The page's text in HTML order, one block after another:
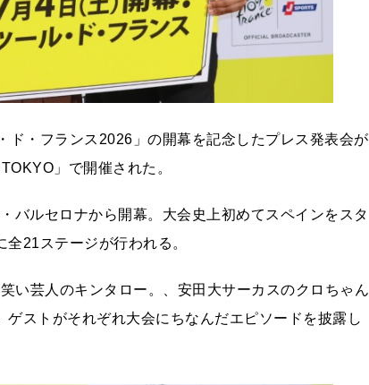
・フランス2026」の開幕を記念したプレス発表会が
」で開催された。
バルセロナから開幕。大会史上初めてスペインをスタ
21ステージが行われる。
い芸人のキンタロー。、安田大サーカスのクロちゃん
ストがそれぞれ大会にちなんだエピソードを披露し